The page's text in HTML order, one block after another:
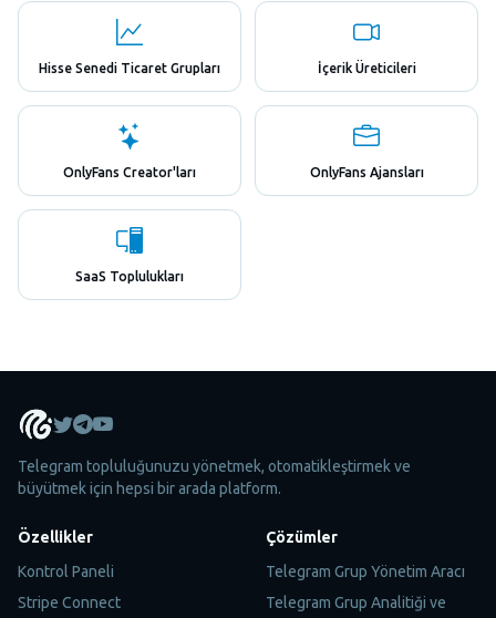
Hisse Senedi Ticaret Grupları İçerik Üreticileri
OnlyFans Creator'ları OnlyFans Ajansları
SaaS Toplulukları
Telegram topluluğunuzu yönetmek, otomatikleştirmek ve
büyütmek için hepsi bir arada platform.
Özellikler
Kontrol Paneli
Stripe Connect
Çözümler
Telegram Grup Yönetim Aracı
Telegram Grup Analitiği ve